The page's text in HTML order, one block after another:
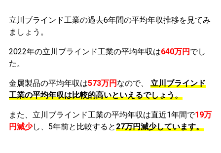
立川ブラインド工業の過去6年間の平均年収推移を見てみ
ましょう。
2022年の立川ブラインド工業の平均年収は640万円 でし
た。
金属製品の平均年収は573万円 なので、
立川ブラインド
工業の平均年収は比較的高いといえるでしょう。
また、立川ブラインド工業の平均年収は直近1年間で19万
円減少し、5年前と比較すると27万円減少しています。